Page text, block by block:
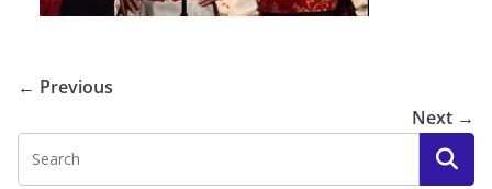
← Previous
Next →